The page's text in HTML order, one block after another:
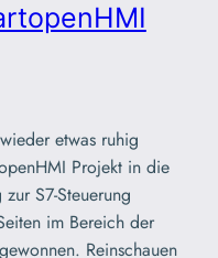
etwas ruhig
Projekt in die
S7-Steuerung
im Bereich der
Reinschauen